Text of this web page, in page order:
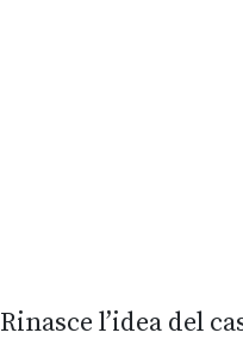
Rinasce l’idea del